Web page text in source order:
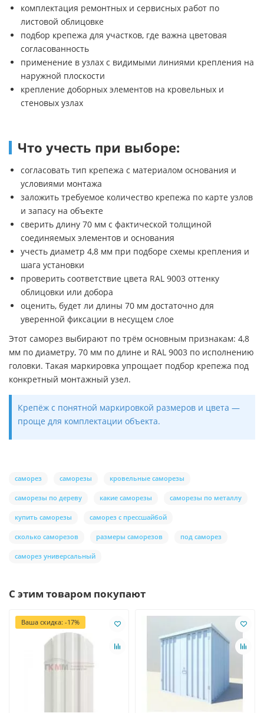
комплектация ремонтных и сервисных работ по
листовой облицовке
подбор крепежа для участков, где важна цветовая
согласованность
применение в узлах с видимыми линиями крепления на
наружной плоскости
крепление доборных элементов на кровельных и
стеновых узлах
Что учесть при выборе:
согласовать тип крепежа с материалом основания и
условиями монтажа
заложить требуемое количество крепежа по карте узлов
и запасу на объекте
сверить длину 70 мм с фактической толщиной
соединяемых элементов и основания
учесть диаметр 4,8 мм при подборе схемы крепления и
шага установки
проверить соответствие цвета RAL 9003 оттенку
облицовки или добора
оценить, будет ли длины 70 мм достаточно для
уверенной фиксации в несущем слое
Этот саморез выбирают по трём основным признакам: 4,8
мм по диаметру, 70 мм по длине и RAL 9003 по исполнению
головки. Такая маркировка упрощает подбор крепежа под
конкретный монтажный узел.
Крепёж с понятной маркировкой размеров и цвета —
проще для комплектации объекта.
саморез саморезы кровельные саморезы
саморезы по дереву какие саморезы саморезы по металлу
купить саморезы саморез с прессшайбой
сколько саморезов размеры саморезов под саморез
саморез универсальный
С этим товаром покупают
Ваша скидка: -17%